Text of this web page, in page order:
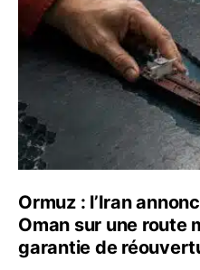
Ormuz : l’Iran
Oman sur une route
garantie de